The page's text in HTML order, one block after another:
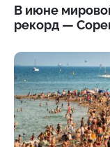
В июне
рекорд —